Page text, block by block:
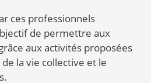
ces professionnels
de permettre aux
aux activités proposées
la vie collective et le